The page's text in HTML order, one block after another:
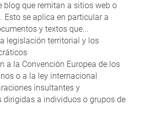
blog que remitan a sitios web o
Esto se aplica en particular a
y textos que...
legislación territorial y los
a la Convención Europea de los
o a la ley internacional
insultantes y
a individuos o grupos de